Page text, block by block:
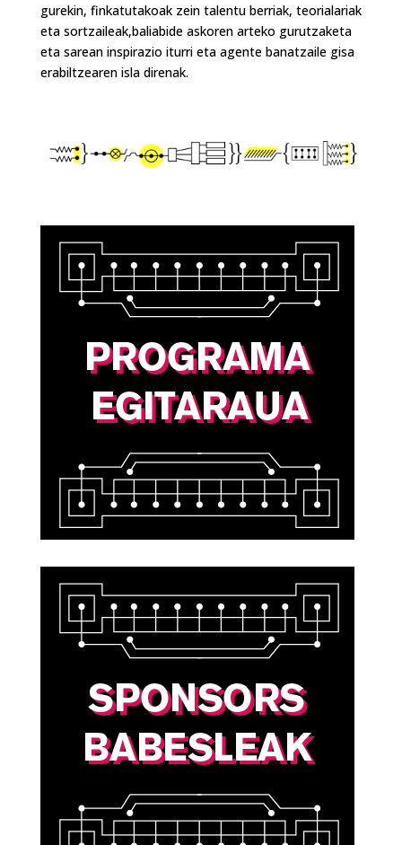
gurekin, finkatutakoak zein talentu berriak, teorialariak
eta sortzaileak,baliabide askoren arteko gurutzaketa
eta sarean inspirazio iturri eta agente banatzaile gisa
erabiltzearen isla direnak.